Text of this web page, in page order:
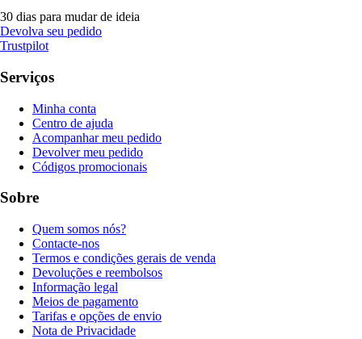
30 dias para mudar de ideia
Devolva seu pedido
Trustpilot
Serviços
Minha conta
Centro de ajuda
Acompanhar meu pedido
Devolver meu pedido
Códigos promocionais
Sobre
Quem somos nós?
Contacte-nos
Termos e condições gerais de venda
Devoluções e reembolsos
Informação legal
Meios de pagamento
Tarifas e opções de envio
Nota de Privacidade